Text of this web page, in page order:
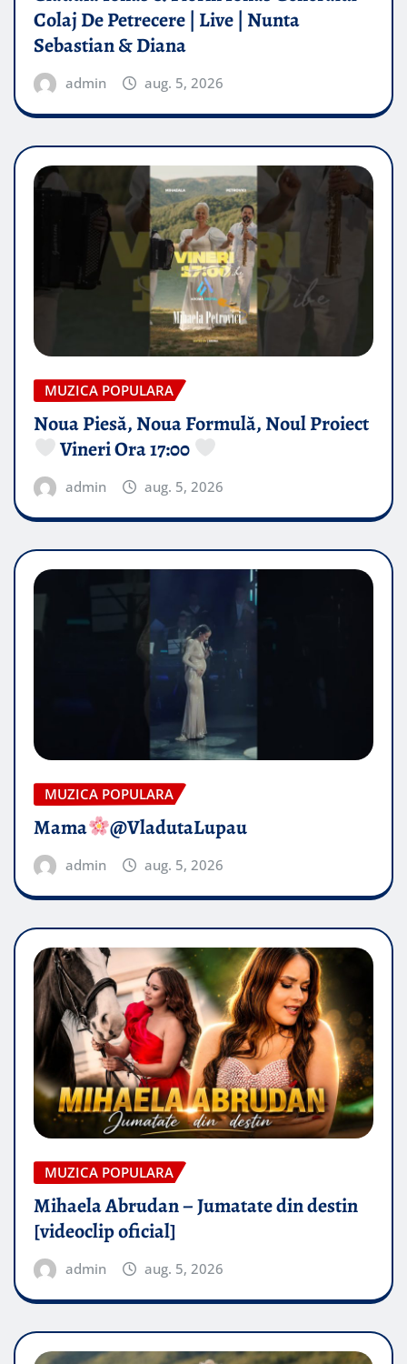
Colaj De Petrecere | Live | Nunta
Sebastian & Diana
admin aug. 5, 2026
MUZICA POPULARA
Noua Piesă, Noua Formulă, Noul Proiect
Vineri Ora 17:00
admin aug. 5, 2026
MUZICA POPULARA
Mama @VladutaLupau
admin aug. 5, 2026
MUZICA POPULARA
Mihaela Abrudan – Jumatate din destin
[videoclip oficial]
admin aug. 5, 2026